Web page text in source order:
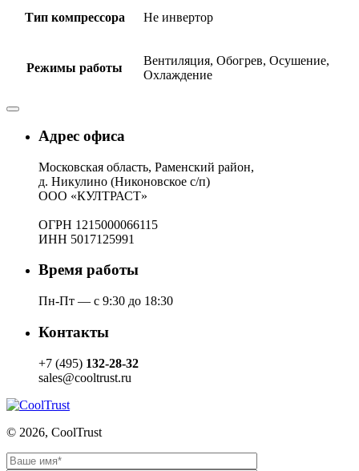
Тип компрессора Не инвертор
Режимы работы
Вентиляция, Обогрев, Осушение,
Охлаждение
Адрес офиса
Московская область, Раменский район,
д. Никулино (Никоновское с/п)
ООО «КУЛТРАСТ»
ОГРН 1215000066115
ИНН 5017125991
Время работы
Пн-Пт — с 9:30 до 18:30
Контакты
+7 (495) 132-28-32
sales@cooltrust.ru
© 2026, CoolTrust